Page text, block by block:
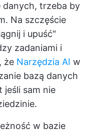
danych, trzeba by
Na szczęście
i upuść"
zadaniami i
że Narzędzia AI w
bazą danych
jeśli sam nie
w bazie